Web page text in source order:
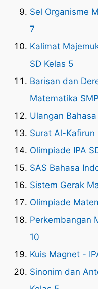
Sel Organisme
7
Kalimat
SD Kelas 5
Barisan dan
Matematika
Ulangan
Surat Al-Kafirun
Olimpiade IPA
SAS Bahasa
Sistem Gerak
Olimpiade
Perkembangan
10
Kuis Magnet -
Sinonim dan